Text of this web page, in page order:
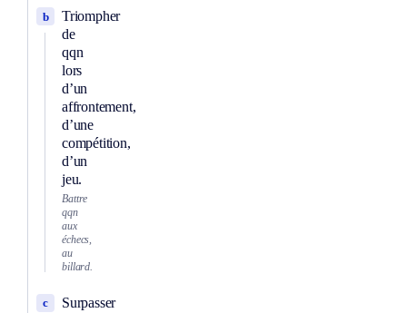
Triompher
de
qqn
lors
d’un
affrontement,
d’une
compétition,
d’un
jeu.
b
Battre
qqn
aux
échecs,
au
billard.
Surpasser
c